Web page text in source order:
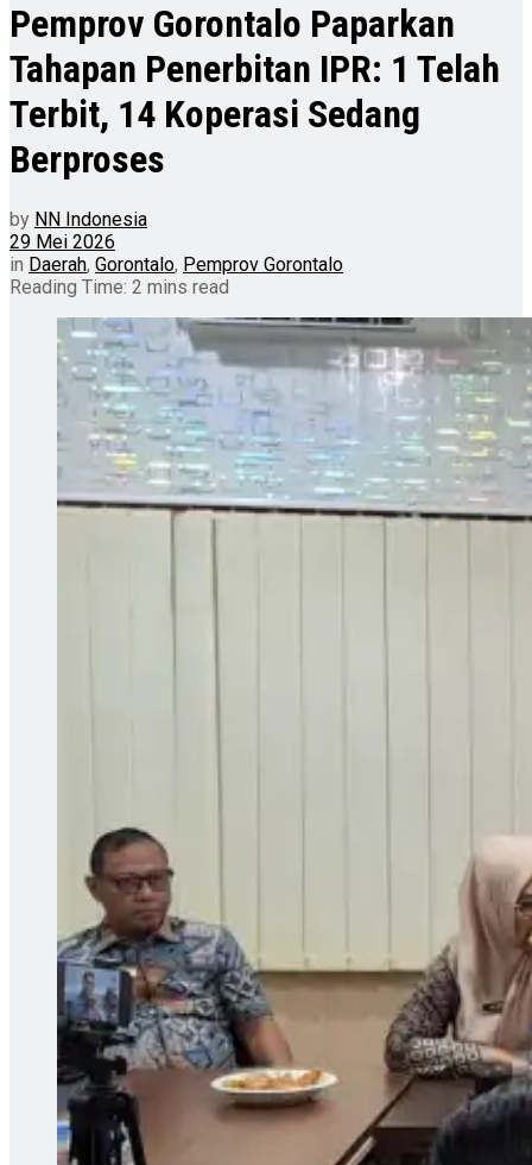
Pemprov Gorontalo Paparkan
Tahapan Penerbitan IPR: 1 Telah
Terbit, 14 Koperasi Sedang
Berproses
by NN Indonesia
29 Mei 2026
in Daerah, Gorontalo, Pemprov Gorontalo
Reading Time: 2 mins read